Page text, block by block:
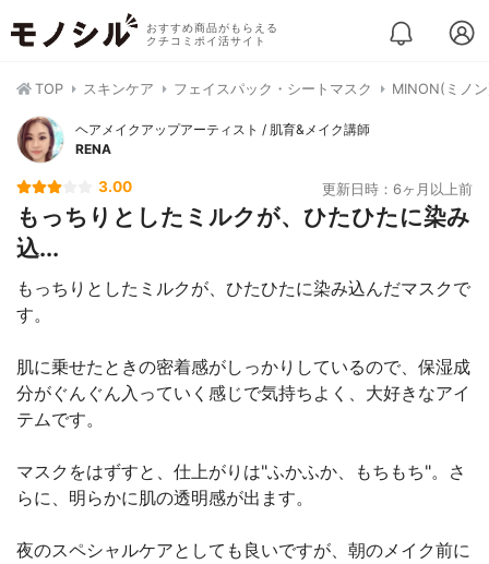
おすすめ商品がもらえる
クチコミポイ活サイト
TOP スキンケア フェイスパック・シートマスク MINON(ミノ
ヘアメイクアップアーティスト / 肌育&メイク講師
RENA
3.00 更新日時：6ヶ月以上前
もっちりとしたミルクが、ひたひたに染み
込...
もっちりとしたミルクが、ひたひたに染み込んだマスクで
す。
肌に乗せたときの密着感がしっかりしているので、保湿成
分がぐんぐん入っていく感じで気持ちよく、大好きなアイ
テムです。
マスクをはずすと、仕上がりは"ふかふか、もちもち"。さ
らに、明らかに肌の透明感が出ます。
夜のスペシャルケアとしても良いですが、朝のメイク前に